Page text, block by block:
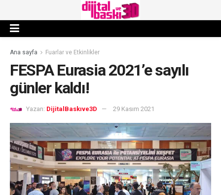
Ana sayfa Fuarlar ve Etkinlikler
FESPA Eurasia 2021’e sayılı
günler kaldı!
Yazan: DijitalBaskıve3D 29 Kasım 2021